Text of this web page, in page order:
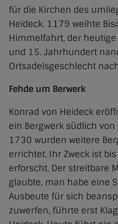
für die Kirchen des
Heideck. 1179 weihte
Himmelfahrt, der
und 15. Jahrhundert
Ortsadelsgeschlecht
Fehde um Berwerk
Konrad von Heideck
ein Bergwerk südlich
1730 wurden weitere
errichtet. Ihr Zweck ist
erforscht. Der streitbare
glaubte, man habe eine
Ausbeute für sich
zuwerfen, führte erst